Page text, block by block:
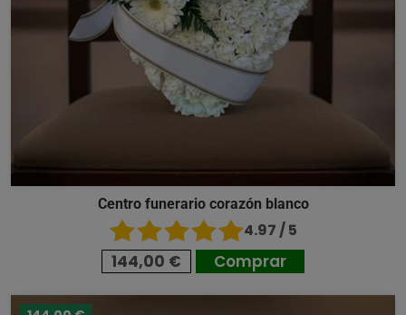
Centro funerario corazón blanco
4.97 / 5
144,00 € Comprar